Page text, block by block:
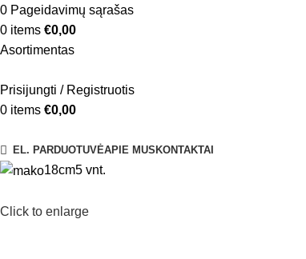
0 Pageidavimų sąrašas
0 items €0,00
Asortimentas
Prisijungti / Registruotis
0 items €0,00
EL. PARDUOTUVĖAPIE MUS KONTAKTAI
18cm5 vnt.
Click to enlarge